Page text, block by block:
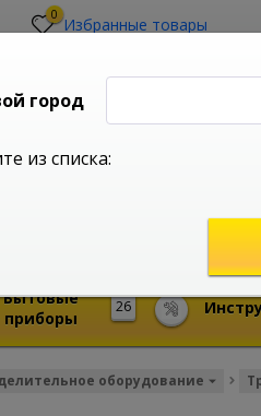
0 Избранные товары
26
Бытовые
приборы
оборудование
город
из списка: